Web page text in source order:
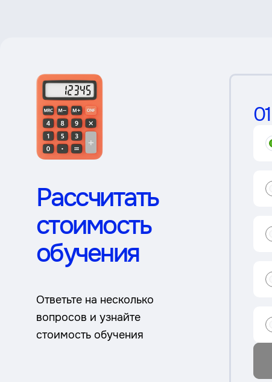
Рассчитать
стоимость
обучения
Ответьте на несколько
вопросов и узнайте
стоимость обучения
01